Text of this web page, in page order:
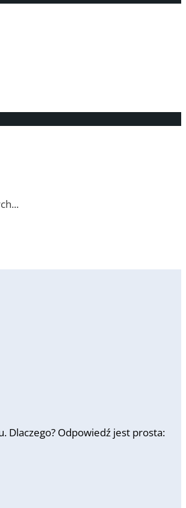
...
Dlaczego? Odpowiedź jest prosta: